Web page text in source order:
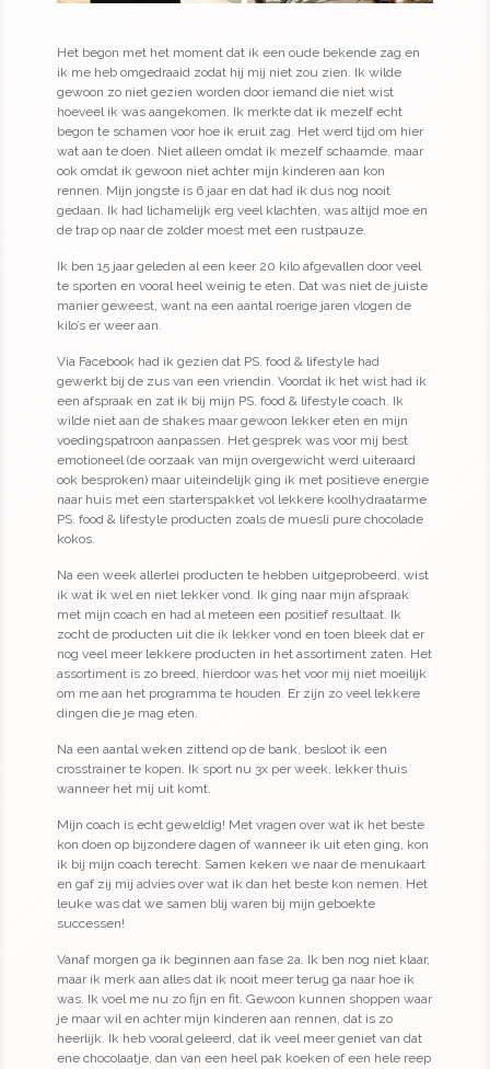
Het begon met het moment dat ik een oude bekende zag en
ik me heb omgedraaid zodat hij mij niet zou zien. Ik wilde
gewoon zo niet gezien worden door iemand die niet wist
hoeveel ik was aangekomen. Ik merkte dat ik mezelf echt
begon te schamen voor hoe ik eruit zag. Het werd tijd om hier
wat aan te doen. Niet alleen omdat ik mezelf schaamde, maar
ook omdat ik gewoon niet achter mijn kinderen aan kon
rennen. Mijn jongste is 6 jaar en dat had ik dus nog nooit
gedaan. Ik had lichamelijk erg veel klachten, was altijd moe en
de trap op naar de zolder moest met een rustpauze.
Ik ben 15 jaar geleden al een keer 20 kilo afgevallen door veel
te sporten en vooral heel weinig te eten. Dat was niet de juiste
manier geweest, want na een aantal roerige jaren vlogen de
kilo’s er weer aan.
Via Facebook had ik gezien dat PS. food & lifestyle had
gewerkt bij de zus van een vriendin. Voordat ik het wist had ik
een afspraak en zat ik bij mijn PS. food & lifestyle coach. Ik
wilde niet aan de shakes maar gewoon lekker eten en mijn
voedingspatroon aanpassen. Het gesprek was voor mij best
emotioneel (de oorzaak van mijn overgewicht werd uiteraard
ook besproken) maar uiteindelijk ging ik met positieve energie
naar huis met een starterspakket vol lekkere koolhydraatarme
PS. food & lifestyle producten zoals de muesli pure chocolade
kokos.
Na een week allerlei producten te hebben uitgeprobeerd, wist
ik wat ik wel en niet lekker vond. Ik ging naar mijn afspraak
met mijn coach en had al meteen een positief resultaat. Ik
zocht de producten uit die ik lekker vond en toen bleek dat er
nog veel meer lekkere producten in het assortiment zaten. Het
assortiment is zo breed, hierdoor was het voor mij niet moeilijk
om me aan het programma te houden. Er zijn zo veel lekkere
dingen die je mag eten.
Na een aantal weken zittend op de bank, besloot ik een
crosstrainer te kopen. Ik sport nu 3x per week, lekker thuis
wanneer het mij uit komt.
Mijn coach is echt geweldig! Met vragen over wat ik het beste
kon doen op bijzondere dagen of wanneer ik uit eten ging, kon
ik bij mijn coach terecht. Samen keken we naar de menukaart
en gaf zij mij advies over wat ik dan het beste kon nemen. Het
leuke was dat we samen blij waren bij mijn geboekte
successen!
Vanaf morgen ga ik beginnen aan fase 2a. Ik ben nog niet klaar,
maar ik merk aan alles dat ik nooit meer terug ga naar hoe ik
was. Ik voel me nu zo fijn en fit. Gewoon kunnen shoppen waar
je maar wil en achter mijn kinderen aan rennen, dat is zo
heerlijk. Ik heb vooral geleerd, dat ik veel meer geniet van dat
ene chocolaatje, dan van een heel pak koeken of een hele reep